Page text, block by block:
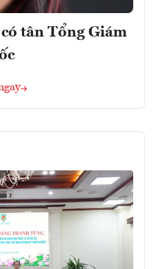
tân Tổng Giám